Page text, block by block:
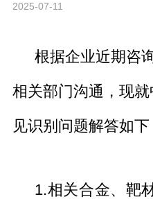
2025-07-11
根据企业近期咨
相关部门沟通，现
见识别问题解答如下
1.相关合金、靶